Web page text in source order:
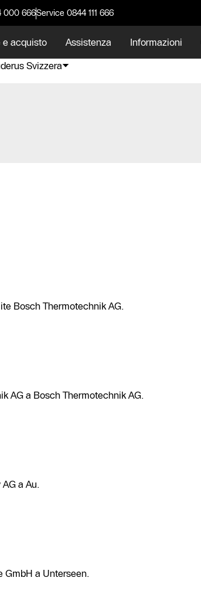
000 666Service 0844 111 666
e acquisto Assistenza Informazioni
Svizzera
Bosch Thermotechnik AG.
AG a Bosch Thermotechnik AG.
a Au.
GmbH a Unterseen.